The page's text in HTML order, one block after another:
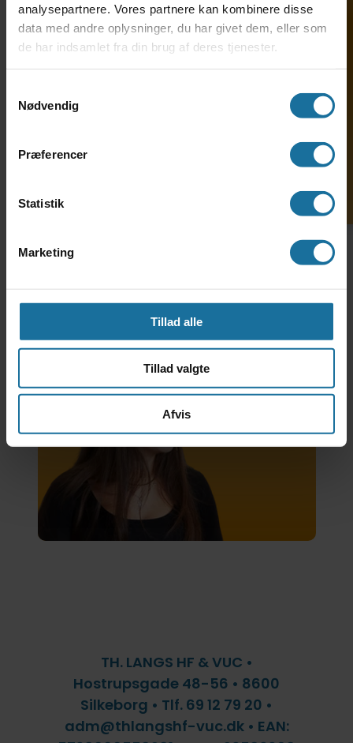
analysepartnere. Vores partnere kan kombinere disse
data med andre oplysninger, du har givet dem, eller som
de har indsamlet fra din brug af deres tjenester.
Nødvendig
Præferencer
Statistik
Marketing
Tillad alle
Tillad valgte
Afvis
Kontakt en
vejleder
Tilmeld dig
uddannelse
TH. LANGS HF & VUC •
Hostrupsgade 48-56 • 8600
Silkeborg • Tlf. 69 12 79 20 •
adm@thlangshf-vuc.dk • EAN:
Søg ind på HF-enkeltfag